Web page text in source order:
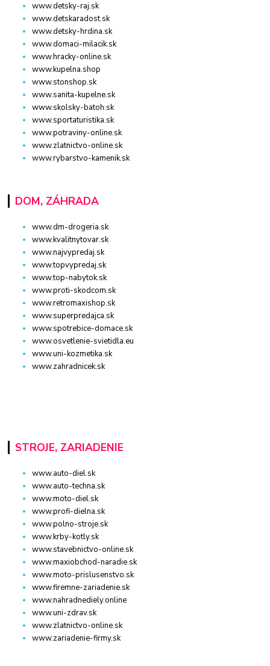
www.detsky-raj.sk
www.detskaradost.sk
www.detsky-hrdina.sk
www.domaci-milacik.sk
www.hracky-online.sk
www.kupelna.shop
www.stonshop.sk
www.sanita-kupelne.sk
www.skolsky-batoh.sk
www.sportaturistika.sk
www.potraviny-online.sk
www.zlatnictvo-online.sk
www.rybarstvo-kamenik.sk
DOM, ZÁHRADA
www.dm-drogeria.sk
www.kvalitnytovar.sk
www.najvypredaj.sk
www.topvypredaj.sk
www.top-nabytok.sk
www.proti-skodcom.sk
www.retromaxishop.sk
www.superpredajca.sk
www.spotrebice-domace.sk
www.osvetlenie-svietidla.eu
www.uni-kozmetika.sk
www.zahradnicek.sk
STROJE, ZARIADENIE
www.auto-diel.sk
www.auto-techna.sk
www.moto-diel.sk
www.profi-dielna.sk
www.polno-stroje.sk
www.krby-kotly.sk
www.stavebnictvo-online.sk
www.maxiobchod-naradie.sk
www.moto-prislusenstvo.sk
www.firemne-zariadenie.sk
www.nahradnediely.online
www.uni-zdrav.sk
www.zlatnictvo-online.sk
www.zariadenie-firmy.sk